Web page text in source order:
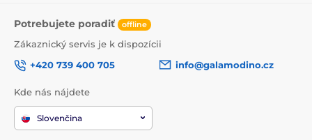
Potrebujete poradiť offline
Zákaznický servis je k dispozícii
+420 739 400 705
info@galamodino.cz
Kde nás nájdete
Slovenčina